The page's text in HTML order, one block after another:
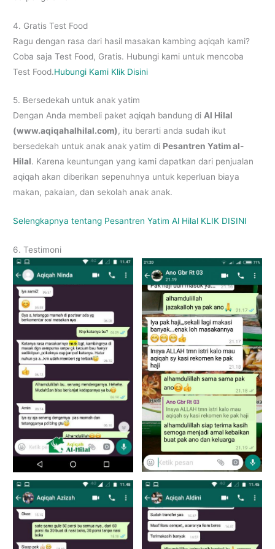
4. Gratis Test Food
Ragu dengan rasa dari hasil masakan kambing aqiqah kami?
Coba saja Test Food, Gratis. Hubungi kami untuk mencoba
Test Food.Hubungi Kami Klik Disini
5. Bersedekah untuk anak yatim
Dengan Anda membeli paket aqiqah bandung diAl Hilal
(www.aqiqahalhilal.com), itu berarti anda sudah ikut
bersedekah untuk anak anak yatim di Pesantren Yatim al-
Hilal. Karena keuntungan yang kami dapatkan dari penjualan
aqiqah akan diberikan sepenuhnya untuk keperluan biaya
makan, pakaian, dan sekolah anak anak.
Selengkapnya tentang Pesantren Yatim Al Hilal KLIK DISINI
6. Testimoni